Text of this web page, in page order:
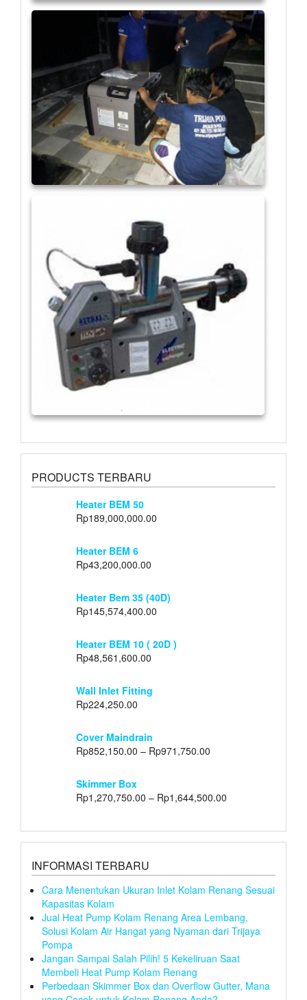
PRODUCTS TERBARU
Heater BEM 50
Rp189,000,000.00
Heater BEM 6
Rp43,200,000.00
Heater Bem 35 (40D)
Rp145,574,400.00
Heater BEM 10 ( 20D )
Rp48,561,600.00
Wall Inlet Fitting
Rp224,250.00
Cover Maindrain
Rp852,150.00 – Rp971,750.00
Skimmer Box
Rp1,270,750.00 – Rp1,644,500.00
INFORMASI TERBARU
Cara Menentukan Ukuran Inlet Kolam Renang Sesuai
Kapasitas Kolam
Jual Heat Pump Kolam Renang Area Lembang,
Solusi Kolam Air Hangat yang Nyaman dari Trijaya
Pompa
Jangan Sampai Salah Pilih! 5 Kekeliruan Saat
Membeli Heat Pump Kolam Renang
Perbedaan Skimmer Box dan Overflow Gutter, Mana